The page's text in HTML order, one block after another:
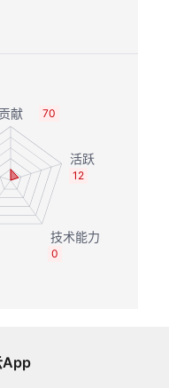
70
12
0
App